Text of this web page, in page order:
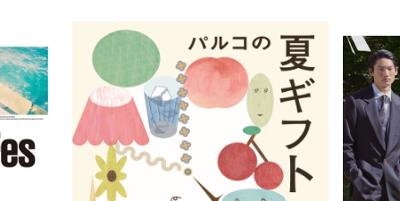
ニュース
レストラン・カフェ
TAX FREE
PARCOメンバーズ
한국어
ภาษาไทย
日本語